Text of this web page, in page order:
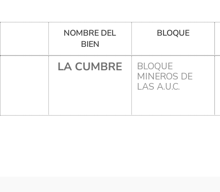
NOMBRE DEL
BIEN
BLOQUE
LA CUMBRE
BLOQUE
MINEROS DE
LAS A.U.C.